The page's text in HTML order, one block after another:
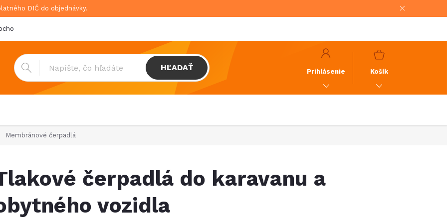
DIČ do objednávky.
podmienky
HĽADAŤ Prihlásenie
NÁKUPNÝ
Košík
Membránové čerpadlá
čerpadlá do karavanu a
vozidla